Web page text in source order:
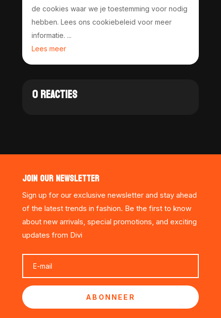
de cookies waar we je toestemming voor nodig
hebben. Lees ons cookiebeleid voor meer
informatie. ...
Lees meer
0 REACTIES
JOIN OUR NEWSLETTER
Sign up for our exclusive newsletter and stay ahead
of the latest trends in fashion. Be the first to know
about new arrivals, special promotions, and exciting
updates from Divi
ABONNEER